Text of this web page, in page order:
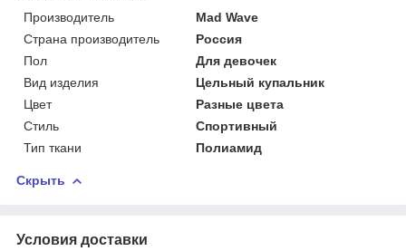
Производитель
Mad Wave
Страна производитель
Россия
Пол
Для девочек
Вид изделия
Цельный купальник
Цвет
Разные цвета
Стиль
Спортивный
Тип ткани
Полиамид
Скрыть
Условия доставки